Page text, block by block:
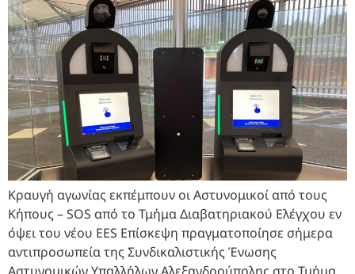
Κραυγή αγωνίας εκπέμπουν οι Αστυνομικοί από τους
Κήπους – SOS από το Τμήμα Διαβατηριακού Ελέγχου εν
όψει του νέου EES Επίσκεψη πραγματοποίησε σήμερα
αντιπροσωπεία της Συνδικαλιστικής Ένωσης